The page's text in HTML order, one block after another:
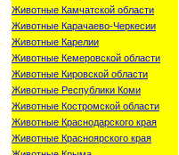
Животные Камчатской области
Животные Карачаево-Черкесии
Животные Карелии
Животные Кемеровской области
Животные Кировской области
Животные Республики Коми
Животные Костромской области
Животные Краснодарского края
Животные Красноярского края